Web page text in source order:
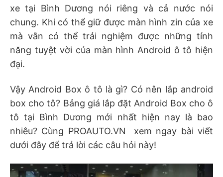
xe tại Bình Dương nói riêng và cả nước nói
chung. Khi có thể giữ được màn hình zin của xe
mà vẫn có thể trải nghiệm được những tính
năng tuyệt vời của màn hình Android ô tô hiện
đại.
Vậy Android Box ô tô là gì? Có nên lắp android
box cho tô? Bảng giá lắp đặt Android Box cho ô
tô tại Bình Dương mới nhất hiện nay là bao
nhiêu? Cùng PROAUTO.VN xem ngay bài viết
dưới đây để trả lời các câu hỏi này!